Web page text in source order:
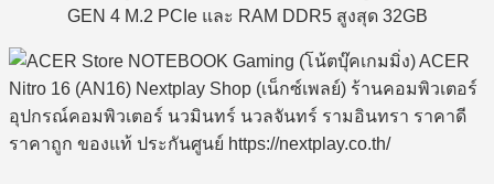
GEN 4 M.2 PCIe และ RAM DDR5 สูงสุด 32GB